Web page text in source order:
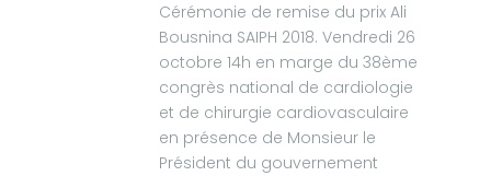
Cérémonie de remise du prix Ali
Bousnina SAIPH 2018. Vendredi 26
octobre 14h en marge du 38ème
congrès national de cardiologie
et de chirurgie cardiovasculaire
en présence de Monsieur le
Président du gouvernement